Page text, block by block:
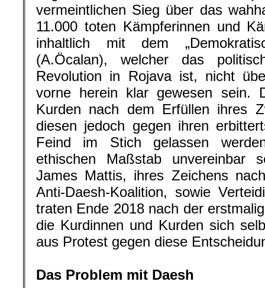
vermeintlichen Sieg über das
11.000 toten Kämpferinnen und
inhaltlich mit dem
(A.Öcalan), welcher das
Revolution in Rojava ist, nicht
vorne herein klar gewesen sein.
Kurden nach dem Erfüllen ihres
diesen jedoch gegen ihren
Feind im Stich gelassen
ethischen Maßstab unvereinbar
James Mattis, ihres Zeichens
Anti-Daesh-Koalition, sowie
traten Ende 2018 nach der
die Kurdinnen und Kurden sich
aus Protest gegen diese
Das Problem mit Daesh